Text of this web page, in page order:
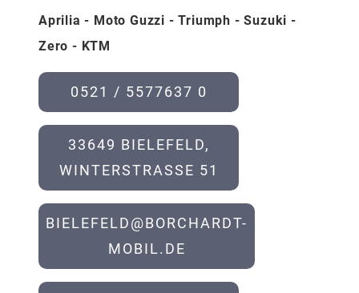
Aprilia - Moto Guzzi - Triumph - Suzuki -
Zero - KTM
0521 / 5577637 0
33649 BIELEFELD,
WINTERSTRASSE 51
BIELEFELD@BORCHARDT-
MOBIL.DE